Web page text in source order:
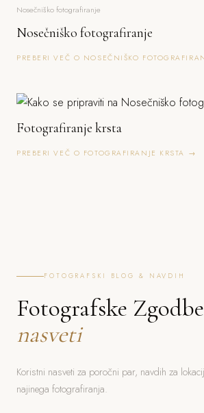
Nosečniško fotografiranje
Nosečniško fotografiranje
PREBERI VEČ O NOSEČNIŠKO
Fotografiranje krsta
PREBERI VEČ O FOTOGRAFIRANJE KRSTA →
FOTOGRAFSKI BLOG & NAVDIH
Fotografske
nasveti
Koristni nasveti za poročni par, navdih za
najinega fotografiranja.